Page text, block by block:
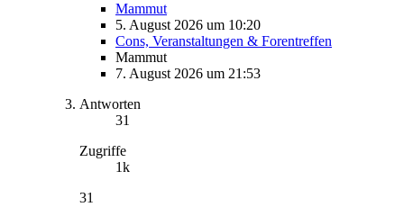
Mammut
5. August 2026 um 10:20
Cons, Veranstaltungen & Forentreffen
Mammut
7. August 2026 um 21:53
Antworten
31
Zugriffe
1k
31